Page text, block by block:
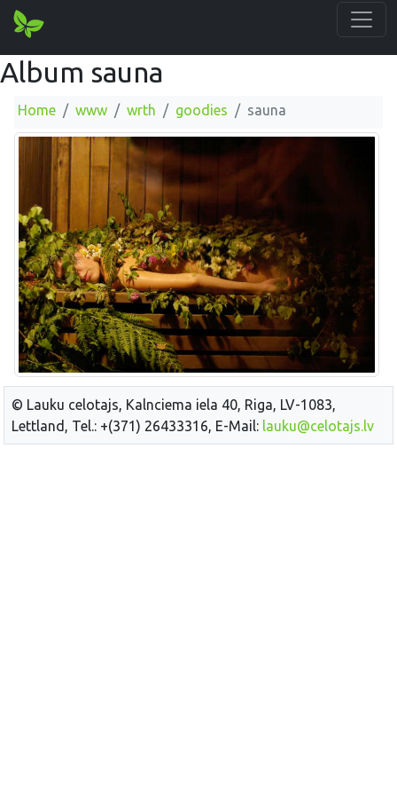
Album sauna
Home www wrth goodies sauna
© Lauku celotajs, Kalnciema iela 40, Riga, LV-1083,
Lettland, Tel.: +(371) 26433316, E-Mail: lauku@celotajs.lv